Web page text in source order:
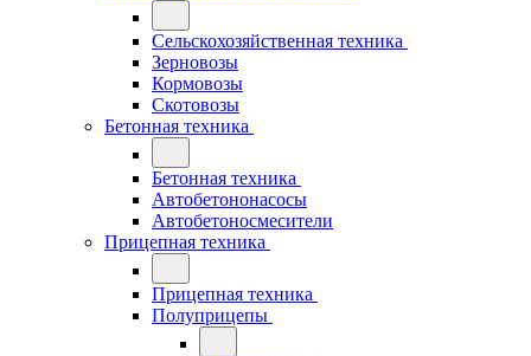
Сельскохозяйственная техника
Зерновозы
Кормовозы
Скотовозы
Бетонная техника
Бетонная техника
Автобетононасосы
Автобетоносмесители
Прицепная техника
Прицепная техника
Полуприцепы